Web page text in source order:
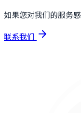
如果您对我们的服务
联系我们